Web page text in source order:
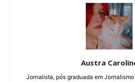
Austra
Jornalista, pós graduada em